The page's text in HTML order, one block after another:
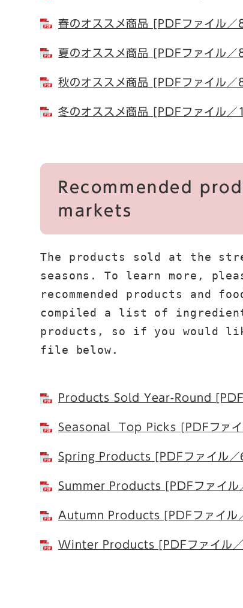
春のオススメ商品 [PDFファイル
夏のオススメ商品 [PDFファイル
秋のオススメ商品 [PDFファイル
冬のオススメ商品 [PDFファイル
Recommended
markets
The products sold at the
seasons. To learn more,
recommended products and
compiled a list of ingredients
products, so if you would
file below.
Products Sold Year-Round
Seasonal Top Picks [PDFファ
Spring Products [PDFファイル
Summer Products [PDFファイル
Autumn Products [PDFファイル
Winter Products [PDFファイル